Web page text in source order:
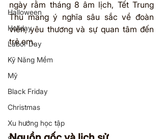
Halloween
Holiday
Labor Day
Kỹ Năng Mềm
Mỹ
Black Friday
Christmas
Xu hướng học tập
ngày rằm tháng 8 âm lịch, Tết Trung
Thu mang ý nghĩa sâu sắc về đoàn
viên, yêu thương và sự quan tâm đến
trẻ em.